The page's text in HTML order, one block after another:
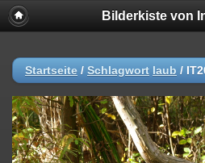
Bilderkiste von
Startseite / Schlagwort laub /